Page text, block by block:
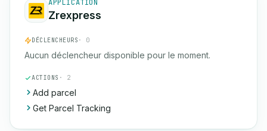
APPLICATION
Zrexpress
DÉCLENCHEURS · 0
Aucun déclencheur disponible pour le moment.
ACTIONS · 2
Add parcel
Get Parcel Tracking